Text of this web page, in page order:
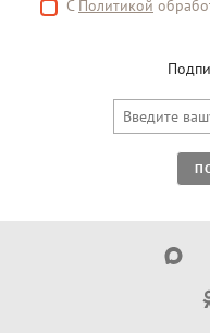
С Политикой